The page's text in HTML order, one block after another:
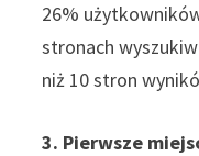
26%
stronach
niż 10 stron
3. Pierwsze